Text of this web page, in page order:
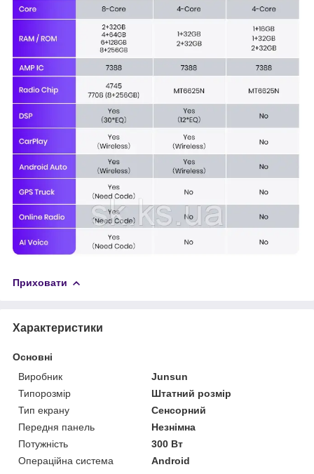
Приховати
Характеристики
Основні
Виробник
Junsun
Типорозмір
Штатний розмір
Тип екрану
Сенсорний
Передня панель
Незнімна
Потужність
300 Вт
Операційна система
Android